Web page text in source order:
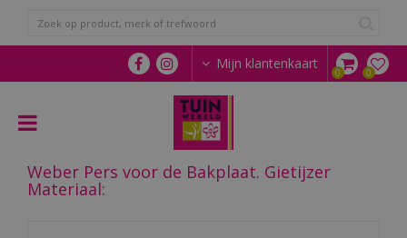
n
a
Mijn klantenkaart
Weber Pers voor de Bakplaat. Gietijzer
Materiaal: